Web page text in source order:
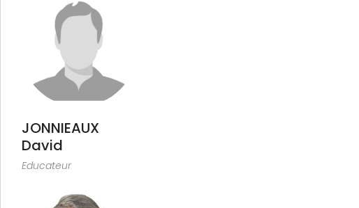
JONNIEAUX
David
Educateur